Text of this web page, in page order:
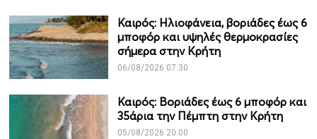
Καιρός: Ηλιοφάνεια, βοριάδες έως 6
μποφόρ και υψηλές θερμοκρασίες
σήμερα στην Κρήτη
06/08/2026 07:30
Καιρός: Βοριάδες έως 6 μποφόρ και
35άρια την Πέμπτη στην Κρήτη
05/08/2026 20:00